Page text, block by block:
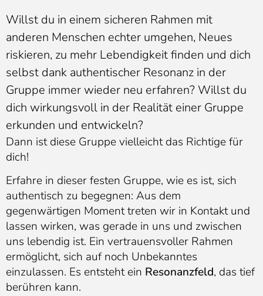
Willst du in einem sicheren Rahmen mit
anderen Menschen echter umgehen, Neues
riskieren, zu mehr Lebendigkeit finden und dich
selbst dank authentischer Resonanz in der
Gruppe immer wieder neu erfahren? Willst du
dich wirkungsvoll in der Realität einer Gruppe
erkunden und entwickeln?
Dann ist diese Gruppe vielleicht das Richtige für
dich!
Erfahre in dieser festen Gruppe, wie es ist, sich
authentisch zu begegnen: Aus dem
gegenwärtigen Moment treten wir in Kontakt und
lassen wirken, was gerade in uns und zwischen
uns lebendig ist. Ein vertrauensvoller Rahmen
ermöglicht, sich auf noch Unbekanntes
einzulassen. Es entsteht ein Resonanzfeld, das tief
berühren kann.